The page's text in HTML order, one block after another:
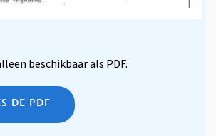
beschikbaar als PDF.
DE PDF